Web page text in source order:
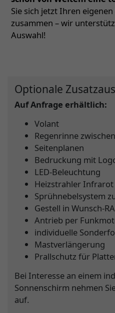
Sie sich jetzt Ihren
zusammen – wir
Auswahl!
Optionale
Auf Anfrage erhältlich:
Volant
Regenrinne
Seitenplanen
Bedruckung mit
LED-Beleuchtung
Heizstrahler Infrarot
Sprühnebelsystem
Gestell in Wunsch-
Antrieb per
individuelle
Mastverlängerung
Prallschutz für
Bei Interesse an einem
Sonnenschirm nehmen
auf.